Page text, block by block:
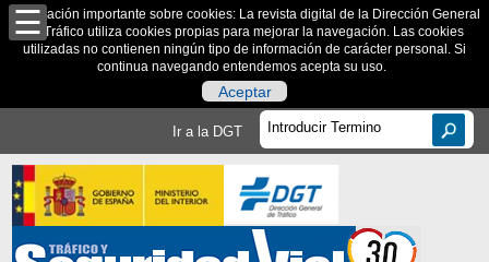
Información importante sobre cookies: La revista digital de la Dirección General
de Tráfico utiliza cookies propias para mejorar la navegación. Las cookies
utilizadas no contienen ningún tipo de información de carácter personal. Si
continua navegando entendemos acepta su uso.
Aceptar
Ir a la DGT